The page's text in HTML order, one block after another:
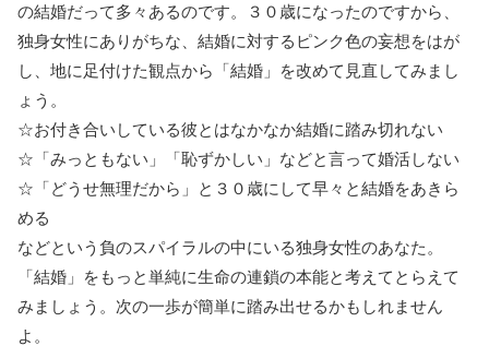
の結婚だって多々あるのです。３０歳になったのですから、
独身女性にありがちな、結婚に対するピンク色の妄想をはが
し、地に足付けた観点から「結婚」を改めて見直してみまし
ょう。
☆お付き合いしている彼とはなかなか結婚に踏み切れない
☆「みっともない」「恥ずかしい」などと言って婚活しない
☆「どうせ無理だから」と３０歳にして早々と結婚をあきら
める
などという負のスパイラルの中にいる独身女性のあなた。
「結婚」をもっと単純に生命の連鎖の本能と考えてとらえて
みましょう。次の一歩が簡単に踏み出せるかもしれません
よ。